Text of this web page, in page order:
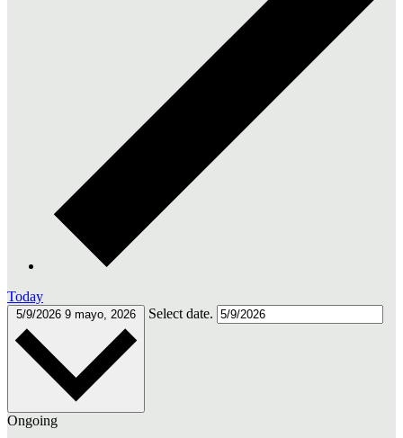
Today
5/9/2026 9 mayo, 2026 Select date.
Ongoing